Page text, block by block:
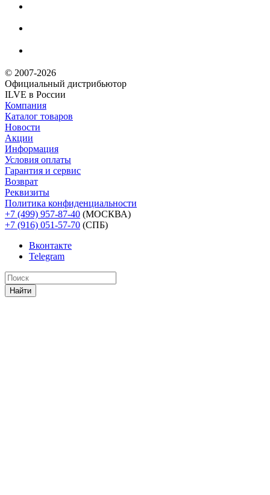
© 2007-2026
Официальный дистрибьютoр
ILVE в России
Компания
Каталог товаров
Новости
Акции
Информация
Условия оплаты
Гарантия и сервис
Возврат
Реквизиты
Политика конфиденциальности
+7 (499) 957-87-40 (МОСКВА)
+7 (916) 051-57-70 (СПБ)
Вконтакте
Telegram
Найти